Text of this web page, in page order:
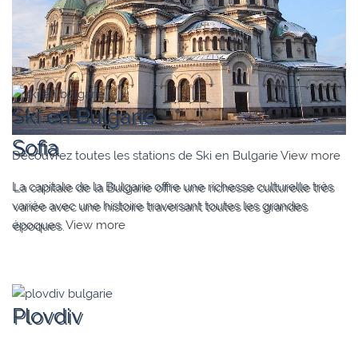
Sofia
La capitale de la Bulgarie offre une richesse culturelle très
variée avec une histoire traversant toutes les grandes
époques. View more
Ski en Bulgarie
Découvrez toutes les stations de Ski en BulgarieView more
Plovdiv